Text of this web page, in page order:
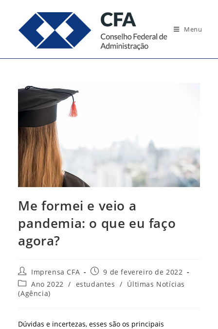
conteúdo
Menu
Me formei e veio a
pandemia: o que eu faço
agora?
Autor
do
post:
Imprensa CFA
Post
publicado:
9 de fevereiro de 2022
Categoria
do
Ano 2022 / estudantes / Últimas Notícias
(Agência)
Dúvidas e incertezas, esses são os principais